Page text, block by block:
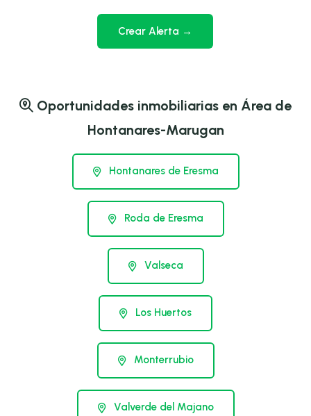
Crear Alerta →
Oportunidades inmobiliarias en Área de
Hontanares-Marugan
Hontanares de Eresma
Roda de Eresma
Valseca
Los Huertos
Monterrubio
Valverde del Majano